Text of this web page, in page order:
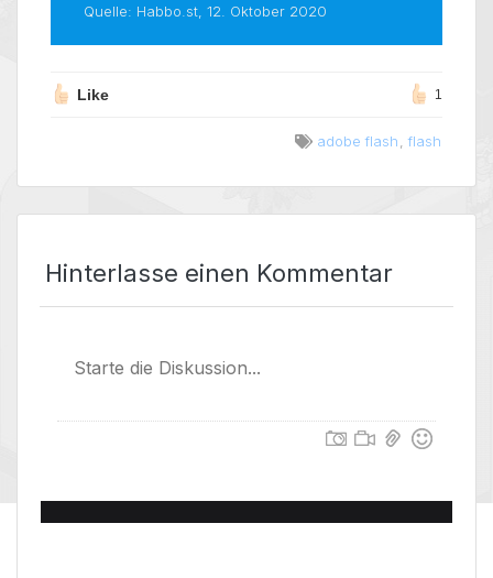
Quelle: Habbo.st, 12. Oktober 2020
Like 1
adobe flash ,flash
Hinterlasse einen Kommentar